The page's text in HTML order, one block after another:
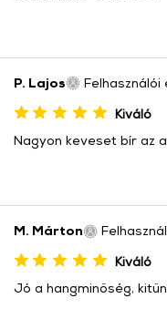
P. Lajos Felhasználói
Kiváló
Nagyon keveset bír az
M. Márton
Kiváló
Jó a hangminőség,